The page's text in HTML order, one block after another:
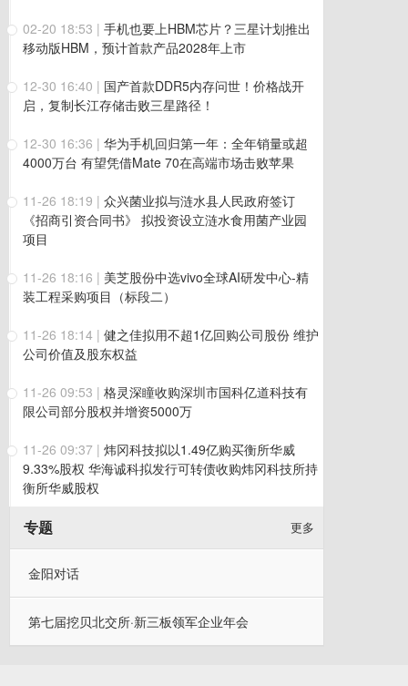
02-20 18:53 | 手机也要上HBM芯片？三星计划推出
移动版HBM，预计首款产品2028年上市
12-30 16:40 | 国产首款DDR5内存问世！价格战开
启，复制长江存储击败三星路径！
12-30 16:36 | 华为手机回归第一年：全年销量或超
4000万台 有望凭借Mate 70在高端市场击败苹果
11-26 18:19 | 众兴菌业拟与涟水县人民政府签订
《招商引资合同书》 拟投资设立涟水食用菌产业园
项目
11-26 18:16 | 美芝股份中选vivo全球AI研发中心-精
装工程采购项目（标段二）
11-26 18:14 | 健之佳拟用不超1亿回购公司股份 维护
公司价值及股东权益
11-26 09:53 | 格灵深瞳收购深圳市国科亿道科技有
限公司部分股权并增资5000万
11-26 09:37 | 炜冈科技拟以1.49亿购买衡所华威
9.33%股权 华海诚科拟发行可转债收购炜冈科技所持
衡所华威股权
专题 更多
金阳对话
第七届挖贝北交所·新三板领军企业年会